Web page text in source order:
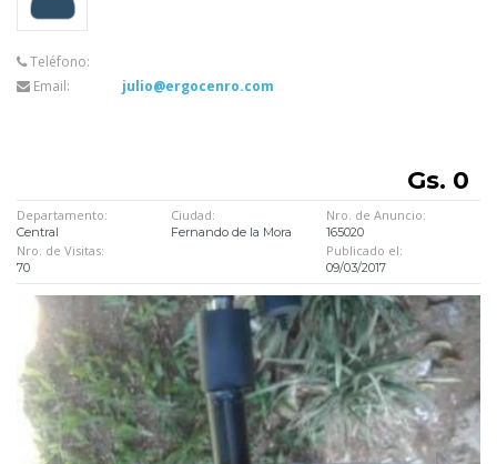
Teléfono:
Email:
julio@ergocenro.com
Gs. 0
Departamento:
Central
Ciudad:
Fernando de la Mora
Nro. de Anuncio:
165020
Nro. de Visitas:
70
Publicado el:
09/03/2017